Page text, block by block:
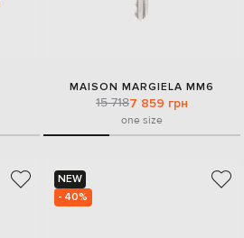
MAISON MARGIELA MM6
15 7187 859 грн
one size
NEW
- 40%